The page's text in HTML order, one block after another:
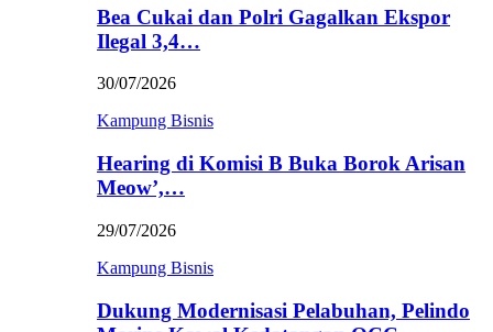
Bea Cukai dan Polri Gagalkan Ekspor
Ilegal 3,4…
30/07/2026
Kampung Bisnis
Hearing di Komisi B Buka Borok Arisan
Meow’,…
29/07/2026
Kampung Bisnis
Dukung Modernisasi Pelabuhan, Pelindo